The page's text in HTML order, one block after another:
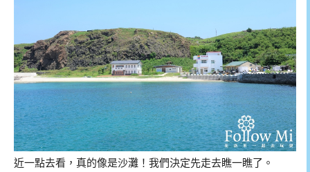
近一點去看，真的像是沙灘！我們決定先走去瞧一瞧了。